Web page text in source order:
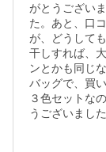
がとうござい
た。あと、口
が、どうして
干しすれば、
ンとかも同じ
バッグで、買
３色セットな
うございました